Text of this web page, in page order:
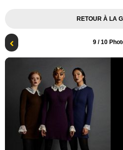
RETOUR À LA
9/ 10